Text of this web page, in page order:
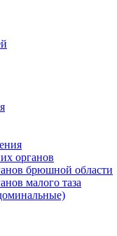
органов
брюшной области
малого таза